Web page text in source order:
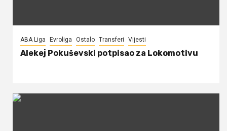
ABA Liga Evroliga Ostalo Transferi Vijesti
Alekej Pokuševski potpisao za Lokomotivu